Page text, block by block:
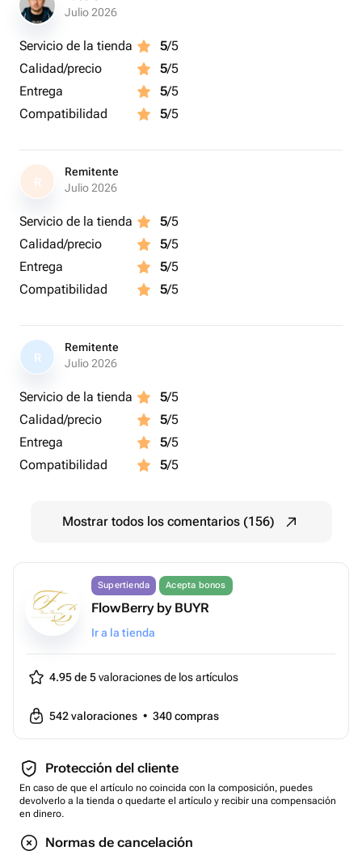
Julio 2026
Servicio de la tienda 5/5
Calidad/precio
5/5
Entrega
5/5
Compatibilidad
5/5
R
Remitente
Julio 2026
Servicio de la tienda 5/5
Calidad/precio
5/5
Entrega
5/5
Compatibilidad
5/5
R
Remitente
Julio 2026
Servicio de la tienda 5/5
Calidad/precio
5/5
Entrega
5/5
Compatibilidad
5/5
Mostrar todos los comentarios (156)
Supertienda Acepta bonos
FlowBerry by BUYR
Ir a la tienda
4.95 de 5valoraciones de los artículos
542valoraciones • 340compras
Protección del cliente
En caso de que el artículo no coincida con la composición, puedes
devolverlo a la tienda o quedarte el artículo y recibir una compensación
en dinero.
Normas de cancelación